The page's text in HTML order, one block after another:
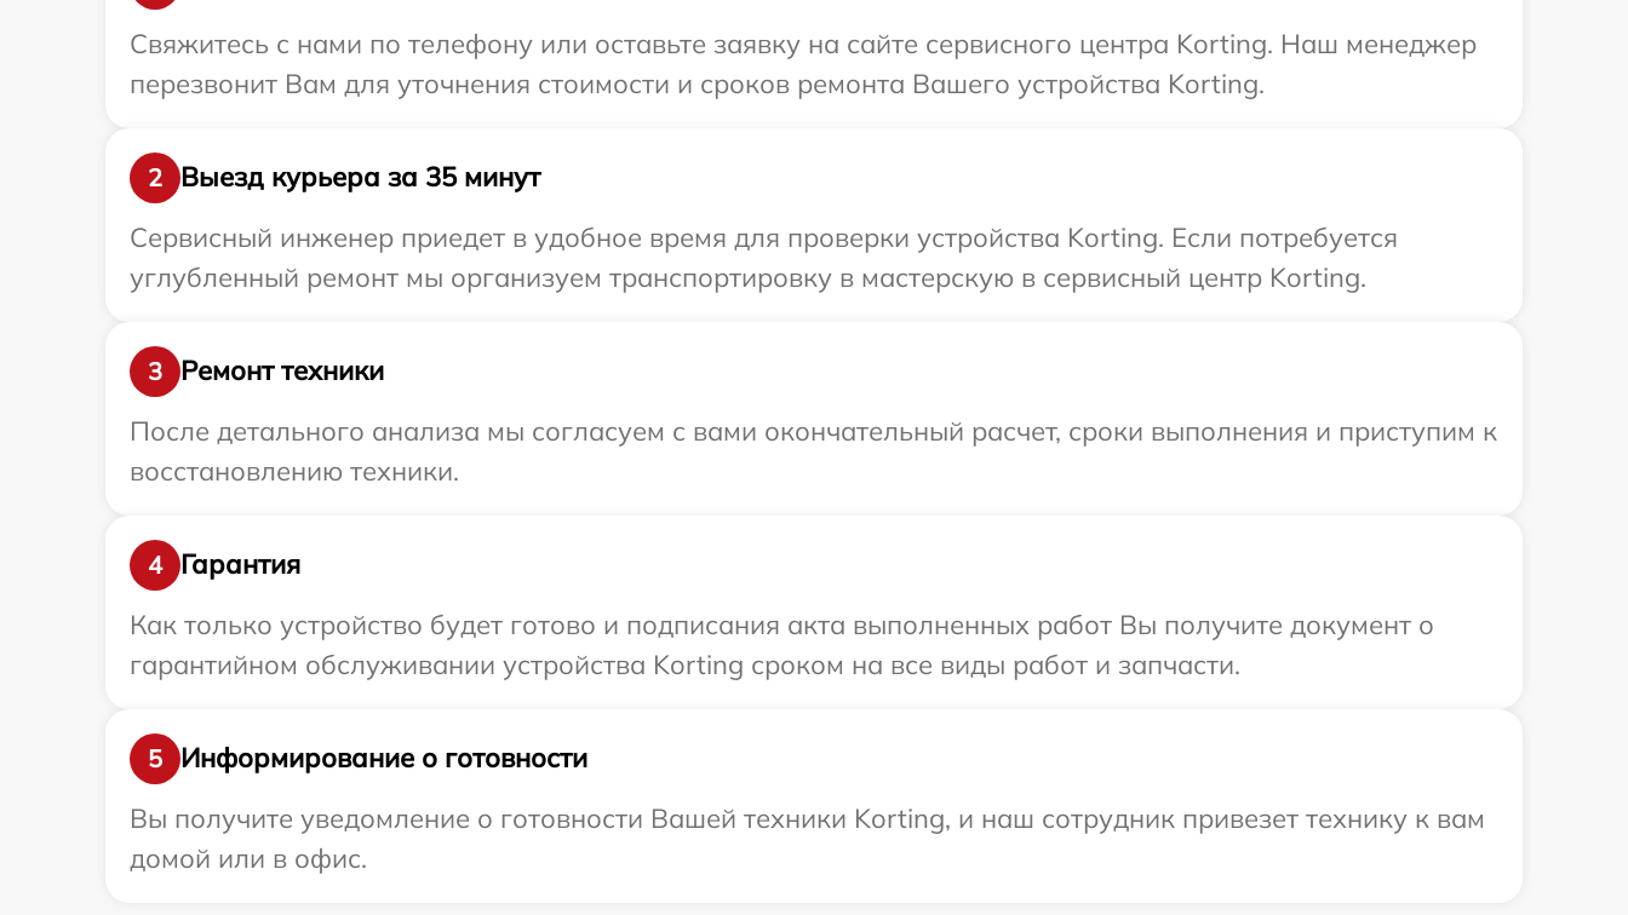
Свяжитесь с нами по телефону или оставьте заявку на сайте сервисного центра Korting. Наш менеджер
перезвонит Вам для уточнения стоимости и сроков ремонта Вашего устройства Korting.
2
Выезд курьера за 35 минут
Сервисный инженер приедет в удобное время для проверки устройства Korting. Если потребуется
углубленный ремонт мы организуем транспортировку в мастерскую в сервисный центр Korting.
3
Ремонт техники
После детального анализа мы согласуем с вами окончательный расчет, сроки выполнения и приступим к
восстановлению техники.
4
Гарантия
Как только устройство будет готово и подписания акта выполненных работ Вы получите документ о
гарантийном обслуживании устройства Korting сроком на все виды работ и запчасти.
5
Информирование о готовности
Вы получите уведомление о готовности Вашей техники Korting, и наш сотрудник привезет технику к вам
домой или в офис.